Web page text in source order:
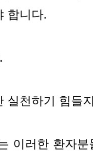
합니다.
실천하기 힘들
이러한 환자